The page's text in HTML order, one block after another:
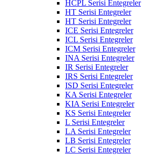
HCPL Serisi Entegreler
HT Serisi Entegreler
HT Serisi Entegreler
ICE Serisi Entegreler
ICL Serisi Entegreler
ICM Serisi Entegreler
INA Serisi Entegreler
IR Serisi Entegreler
IRS Serisi Entegreler
ISD Serisi Entegreler
KA Serisi Entegreler
KIA Serisi Entegreler
KS Serisi Entegreler
L Serisi Entegreler
LA Serisi Entegreler
LB Serisi Entegreler
LC Serisi Entegreler